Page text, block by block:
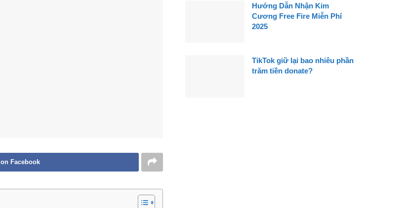
Facebook
Hướng Dẫn Nhận Kim
Cương Free Fire Miễn Phí
2025
TikTok giữ lại bao nhiêu phần
trăm tiền donate?